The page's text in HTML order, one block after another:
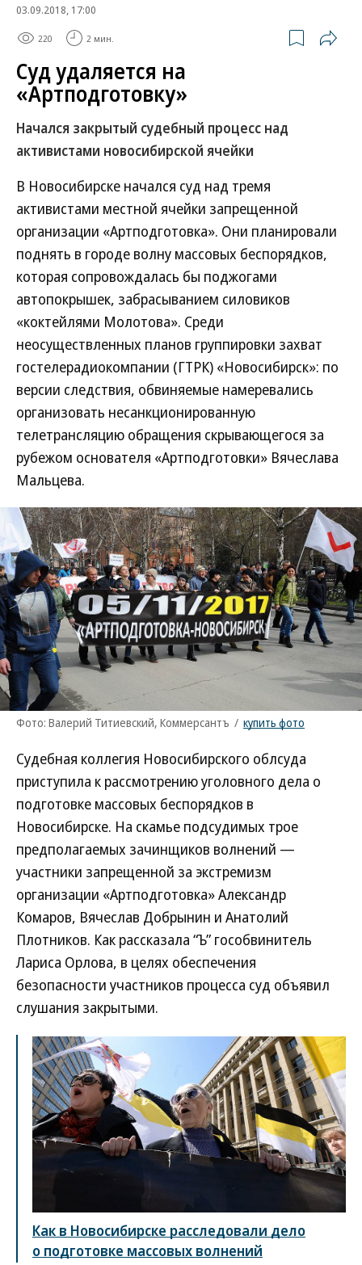
03.09.2018, 17:00
220 2 мин.
Суд удаляется на
«Артподготовку»
Начался закрытый судебный процесс над
активистами новосибирской ячейки
В Новосибирске начался суд над тремя
активистами местной ячейки запрещенной
организации «Артподготовка». Они планировали
поднять в городе волну массовых беспорядков,
которая сопровождалась бы поджогами
автопокрышек, забрасыванием силовиков
«коктейлями Молотова». Среди
неосуществленных планов группировки захват
гостелерадиокомпании (ГТРК) «Новосибирск»: по
версии следствия, обвиняемые намеревались
организовать несанкционированную
телетрансляцию обращения скрывающегося за
рубежом основателя «Артподготовки» Вячеслава
Мальцева.
Фото: Валерий Титиевский, Коммерсантъ / купить фото
Судебная коллегия Новосибирского облсуда
приступила к рассмотрению уголовного дела о
подготовке массовых беспорядков в
Новосибирске. На скамье подсудимых трое
предполагаемых зачинщиков волнений —
участники запрещенной за экстремизм
организации «Артподготовка» Александр
Комаров, Вячеслав Добрынин и Анатолий
Плотников. Как рассказала “Ъ” гособвинитель
Лариса Орлова, в целях обеспечения
безопасности участников процесса суд объявил
слушания закрытыми.
Как в Новосибирске расследовали дело
о подготовке массовых волнений